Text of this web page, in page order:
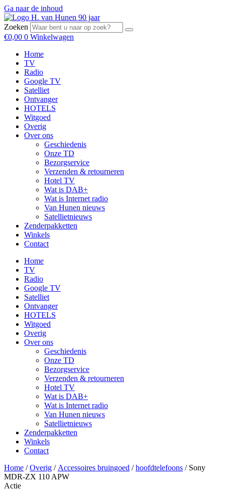
Ga naar de inhoud
Zoeken
€0,00 0 Winkelwagen
Home
TV
Radio
Google TV
Satelliet
Ontvanger
HOTELS
Witgoed
Overig
Over ons
Geschiedenis
Onze TD
Bezorgservice
Verzenden & retourneren
Hotel TV
Wat is DAB+
Wat is Internet radio
Van Hunen nieuws
Satellietnieuws
Zenderpakketten
Winkels
Contact
Home
TV
Radio
Google TV
Satelliet
Ontvanger
HOTELS
Witgoed
Overig
Over ons
Geschiedenis
Onze TD
Bezorgservice
Verzenden & retourneren
Hotel TV
Wat is DAB+
Wat is Internet radio
Van Hunen nieuws
Satellietnieuws
Zenderpakketten
Winkels
Contact
Home /Overig / Accessoires bruingoed /hoofdtelefoons / Sony
MDR-ZX 110 APW
Actie